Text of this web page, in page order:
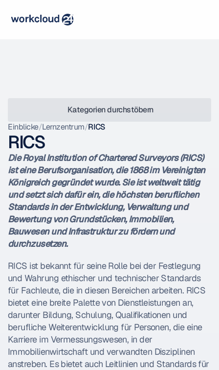
Einblicke/Lernzentrum/RICS
RICS
Die Royal Institution of Chartered Surveyors (RICS)
ist eine Berufsorganisation, die 1868 im Vereinigten
Königreich gegründet wurde. Sie ist weltweit tätig
und setzt sich dafür ein, die höchsten beruflichen
Standards in der Entwicklung, Verwaltung und
Bewertung von Grundstücken, Immobilien,
Bauwesen und Infrastruktur zu fördern und
durchzusetzen.
RICS ist bekannt für seine Rolle bei der Festlegung
und Wahrung ethischer und technischer Standards
für Fachleute, die in diesen Bereichen arbeiten. RICS
bietet eine breite Palette von Dienstleistungen an,
darunter Bildung, Schulung, Qualifikationen und
berufliche Weiterentwicklung für Personen, die eine
Karriere im Vermessungswesen, in der
Immobilienwirtschaft und verwandten Disziplinen
anstreben. Es bietet auch Leitlinien und Standards für
Kategorien durchstöbern